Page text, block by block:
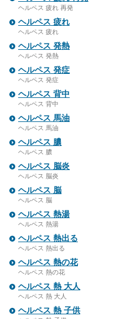
ヘルペス 疲れ 再発
ヘルペス 疲れ
ヘルペス 疲れ
ヘルペス 発熱
ヘルペス 発熱
ヘルペス 発症
ヘルペス 発症
ヘルペス 背中
ヘルペス 背中
ヘルペス 馬油
ヘルペス 馬油
ヘルペス 膿
ヘルペス 膿
ヘルペス 脳炎
ヘルペス 脳炎
ヘルペス 脳
ヘルペス 脳
ヘルペス 熱湯
ヘルペス 熱湯
ヘルペス 熱出る
ヘルペス 熱出る
ヘルペス 熱の花
ヘルペス 熱の花
ヘルペス 熱 大人
ヘルペス 熱 大人
ヘルペス 熱 子供